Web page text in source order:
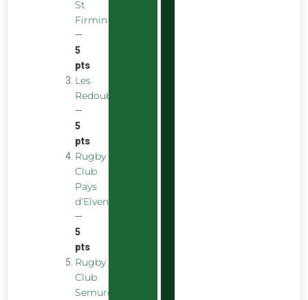
St
Firmin
—
5
pts
Les
Redoubstables
—
5
pts
Rugby
Club
Pays
d’Elven
—
5
pts
Rugby
Club
Semurois